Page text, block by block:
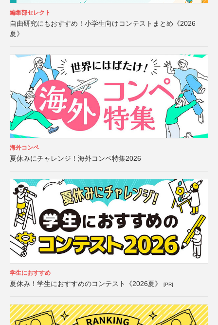
編集部セレクト
自由研究にもおすすめ！小学生向けコンテストまとめ《2026
夏》
海外コンペ
夏休みにチャレンジ！海外コンペ特集2026
学生におすすめ
夏休み！学生におすすめのコンテスト《2026夏》 [PR]